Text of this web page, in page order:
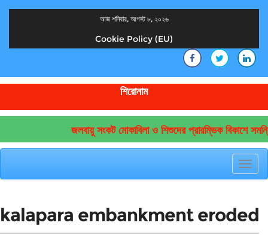
আজ শনিবার, আগস্ট ৮, ২০২৬
Cookie Policy (EU)
শিরোনাম
জলবায়ু সংকট মোকাবিলা ও শিশুদের প্রারম্ভিক বিকাশে
kalapara embankment eroded